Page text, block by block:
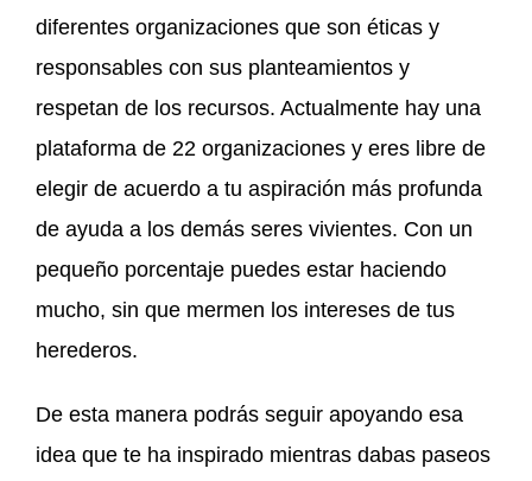
diferentes organizaciones que son éticas y
responsables con sus planteamientos y
respetan de los recursos. Actualmente hay una
plataforma de 22 organizaciones y eres libre de
elegir de acuerdo a tu aspiración más profunda
de ayuda a los demás seres vivientes. Con un
pequeño porcentaje puedes estar haciendo
mucho, sin que mermen los intereses de tus
herederos.
De esta manera podrás seguir apoyando esa
idea que te ha inspirado mientras dabas paseos